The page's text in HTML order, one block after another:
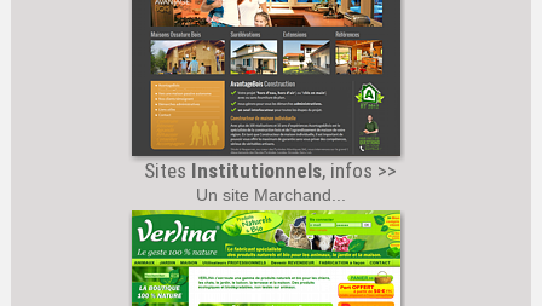
Sites Institutionnels, infos >>
Un site Marchand...